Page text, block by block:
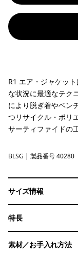
R1 エア・ジャケッ
な状況に最適なテク
により脱ぎ着やベン
つリサイクル・ポリ
サーティファイドの
Blue Sage
BLSG | 製品番号 40280
サイズ情報
特長
素材／お手入れ方法